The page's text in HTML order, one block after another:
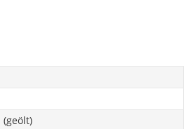
(geölt)